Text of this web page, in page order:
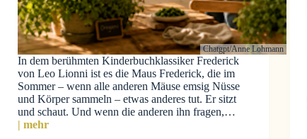
Chatgpt/Anne Lohmann
In dem berühmten Kinderbuchklassiker Frederick
von Leo Lionni ist es die Maus Frederick, die im
Sommer – wenn alle anderen Mäuse emsig Nüsse
und Körper sammeln – etwas anderes tut. Er sitzt
und schaut. Und wenn die anderen ihn fragen,…
| mehr